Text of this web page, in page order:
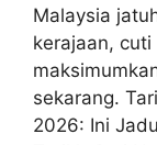
Malaysia
kerajaan, cuti
sekarang.
2026: Ini